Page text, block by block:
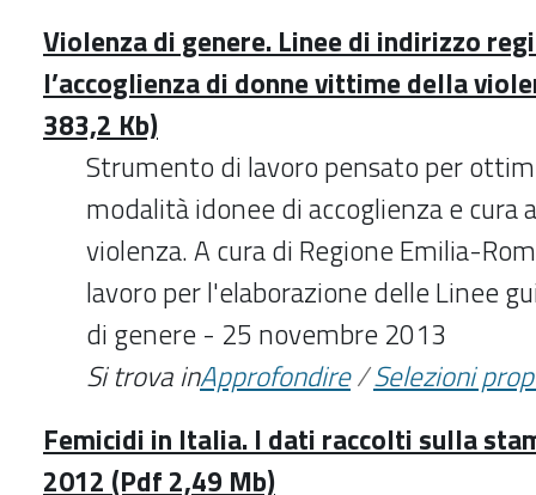
Violenza di genere. Linee di indirizzo
l’accoglienza di donne vittime della
383,2 Kb)
Strumento di lavoro pensato per
modalità idonee di accoglienza e
violenza. A cura di Regione Emilia-
lavoro per l'elaborazione delle Linee
di genere - 25 novembre 2013
Si trova inApprofondire/Selezioni
Femicidi in Italia. I dati raccolti sulla
2012 (Pdf 2,49 Mb)